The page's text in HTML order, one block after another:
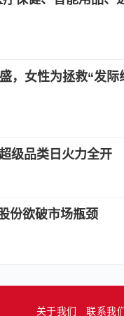
，女性为拯救“发际
级品类日火力全开
份欲破市场瓶颈
关于我们 联系我